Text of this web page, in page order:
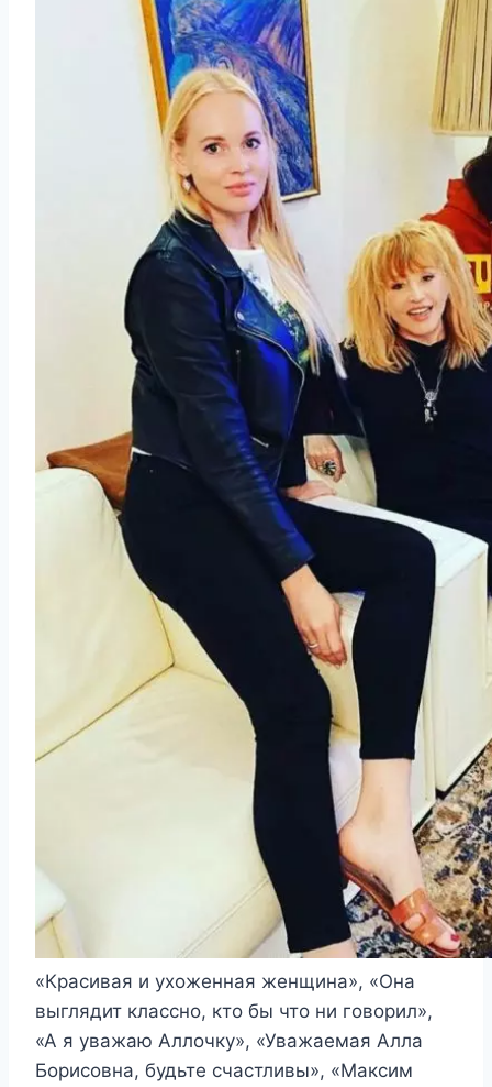
«Красивая и ухоженная женщина», «Она
выглядит классно, кто бы что ни говорил»,
«А я уважаю Аллочку», «Уважаемая Алла
Борисовна, будьте счастливы», «Максим